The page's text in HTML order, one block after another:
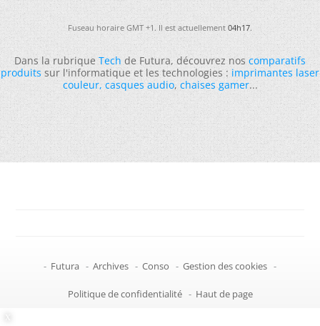
Fuseau horaire GMT +1. Il est actuellement04h17.
Dans la rubriqueTechde Futura, découvrez noscomparatifs
produitssur l'informatique et les technologies :imprimantes laser
couleur,casques audio,chaises gamer...
- Futura - Archives - Conso - Gestion des cookies -
Politique de confidentialité - Haut de page